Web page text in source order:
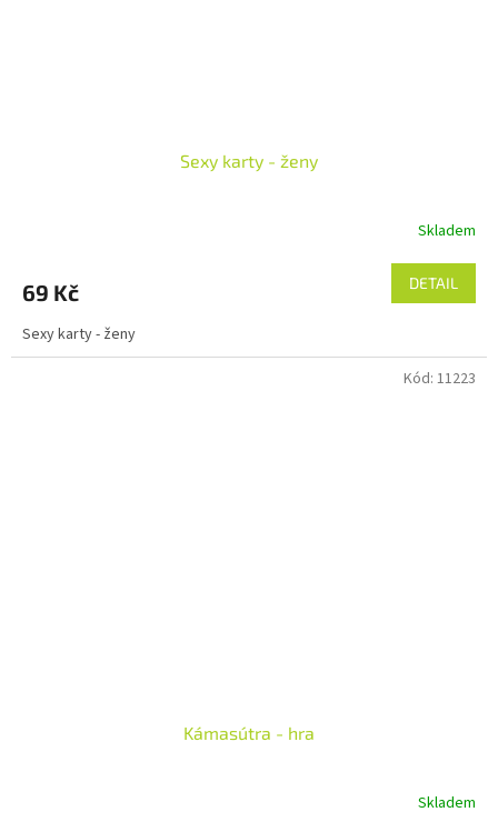
Sexy karty - ženy
Skladem
69 Kč DETAIL
Sexy karty - ženy
Kámasútra - hra
Skladem
Kód: 11223